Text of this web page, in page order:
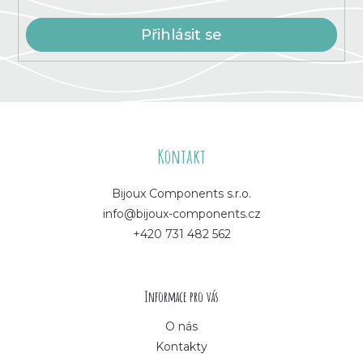
Přihlásit se
Kontakt
Bijoux Components s.r.o.
info@bijoux-components.cz
+420 731 482 562
Informace pro vás
O nás
Kontakty